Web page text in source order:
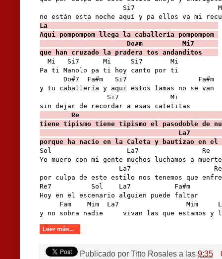
Si7
La
Aqui pompompom llega la caballería pompompom
                      Do#m          Mi7
que han cruzado la pradera tos andanditos
  Mi   Si7      Mi     Si7       Mi
Pa ti Manolo pa ti hoy canto por ti
      Do#7  Fa#m   Si7                  Fa#m
y tu caballería y aqui estos lamas no se van
                 Si7             Mi
Re
tiene tipismo tiene tipismo el pasodoble
La7
porque ha nacío en la Caleta y bautizao
Sol                   La7                Re
Yo muero con mi gente muchos luchamos a muerte
                    La7                     Re
por culpa de este estilo nos tenemos que
Re7          Sol    La7           Fa#m
Hoy en el escenario alguien puede faltar
Fam    Mim  La7                 Mim
y no sobra nadie     vivan las que estamos y
Leer más...
Publicado por Titto Rosales a las 9:35